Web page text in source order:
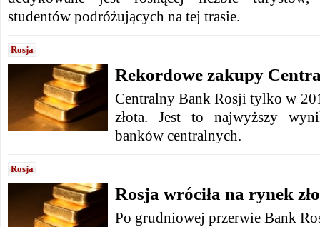
studentów podróżujących na tej trasie.
Rosja
Rekordowe zakupy
Centralny Bank Rosji tylko w
złota. Jest to najwyższy
banków centralnych.
Rosja
Rosja wróciła na rynek
Po grudniowej przerwie Bank